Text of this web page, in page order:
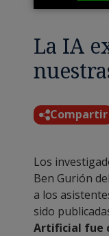
La IA
Compartir
Los
Ben Gurión
a los
sido
Artificial fue